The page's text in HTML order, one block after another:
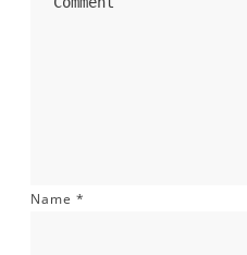
Name *